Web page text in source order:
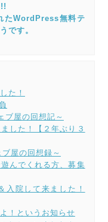
たWordPress無料テ
です。
た！
ブ屋の回想記～
した！【２年ぶり３
屋の回想録～
んでくれる方、募集
入院して来ました！
！というお知らせ